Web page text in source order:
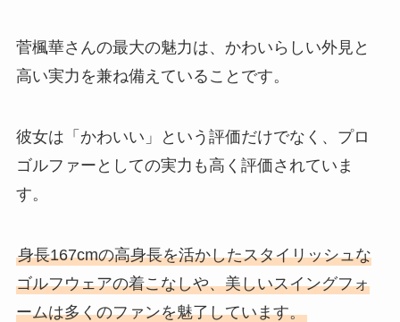
菅楓華さんの最大の魅力は、かわいらしい外見と
高い実力を兼ね備えていることです。
彼女は「かわいい」という評価だけでなく、プロ
ゴルファーとしての実力も高く評価されていま
す。
身長167cmの高身長を活かしたスタイリッシュな
ゴルフウェアの着こなしや、美しいスイングフォ
ームは多くのファンを魅了しています。